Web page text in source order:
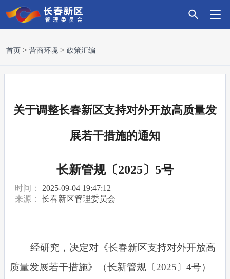
首
页
新
区
要
政
务
服
主
导
产
业
技
创
新
商
引
资
商
环
境
建
引
进
新
首页 营商环境 政策汇编
关于调整长春新区支持对外开放高质量发
展若干措施的通知
长新管规〔2025〕5号
时间：
2025-09-04 19:47:12
来源：
长春新区管理委员会
经研究，决定对《长春新区支持对外开放高
质量发展若干措施》（长新管规〔2025〕4号）